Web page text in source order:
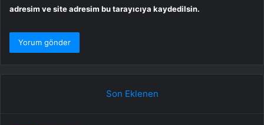
adresim ve site adresim bu tarayıcıya kaydedilsin.
Son Eklenen